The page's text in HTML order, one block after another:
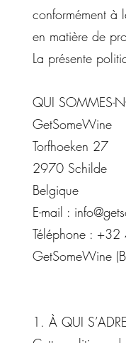
conformément à
en matière de
La présente
QUI SOMMES-
GetSomeWine
Torfhoeken 27
2970 Schilde
Belgique
E-mail :
Téléphone :
GetSomeWine
1. À QUI